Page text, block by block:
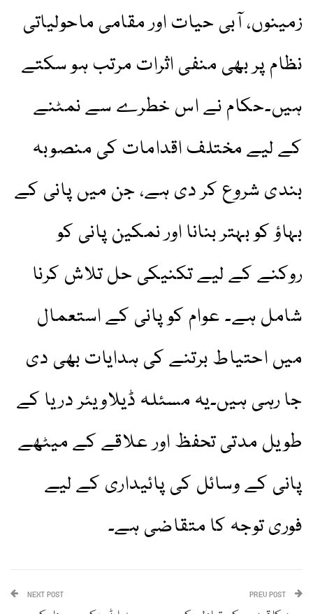
زمینوں، آبی حیات اور مقامی ماحولیاتی
نظام پر بھی منفی اثرات مرتب ہو سکتے
ہیں۔حکام نے اس خطرے سے نمٹنے
کے لیے مختلف اقدامات کی منصوبہ
بندی شروع کر دی ہے، جن میں پانی کے
بہاؤ کو بہتر بنانا اور نمکین پانی کو
روکنے کے لیے تکنیکی حل تلاش کرنا
شامل ہے۔ عوام کو پانی کے استعمال
میں احتیاط برتنے کی ہدایات بھی دی
جا رہی ہیں۔یہ مسئلہ ڈیلاویئر دریا کے
طویل مدتی تحفظ اور علاقے کے میٹھے
پانی کے وسائل کی پائیداری کے لیے
فوری توجہ کا متقاضی ہے۔
NEXT POST